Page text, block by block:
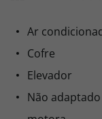
Ar
Cofre
Elevador
Não